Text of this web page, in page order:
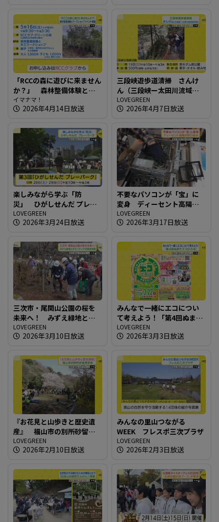
「RCCの森に遊びに来ません
か？」 森林整備体験とワ
ークショップイベント開催
イマナマ！
2026年4月14日放送
三段峡遊歩道清掃 さんけ
ん（三段峡ー太田川流域研
究会）
LOVEGREEN
2026年4月7日放送
楽しみながら学ぶ「防
災」 ひがしせんだ プレー
パーク
LOVEGREEN
2026年3月24日放送
不要なパソコンが「宝」に
変身 ディーセント高陽の
取り組み
LOVEGREEN
2026年3月17日放送
三次市・尾関山公園の桜を
未来へ！ みずえ緑地とボ
ランティアの保全活動
LOVEGREEN
2026年3月10日放送
みんなで一緒にエコについ
て考えよう！「第4回ぬまた
エコひろば」
LOVEGREEN
2026年3月3日放送
『お花見と山歩きと歴史遺
産』 福山市の別所砂留見
学会
LOVEGREEN
2026年2月10日放送
みんなの里山つながる
WEEK フレスポ三次プラザ
LOVEGREEN
2026年2月3日放送